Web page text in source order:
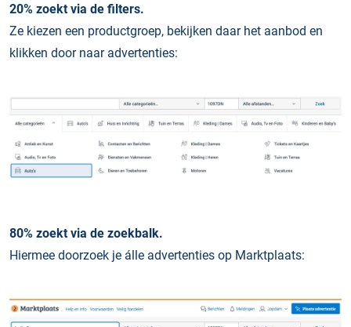
20% zoekt via de filters.
Ze kiezen een productgroep, bekijken daar het aanbod en
klikken door naar advertenties:
80% zoekt via de zoekbalk.
Hiermee doorzoek je álle advertenties op Marktplaats: